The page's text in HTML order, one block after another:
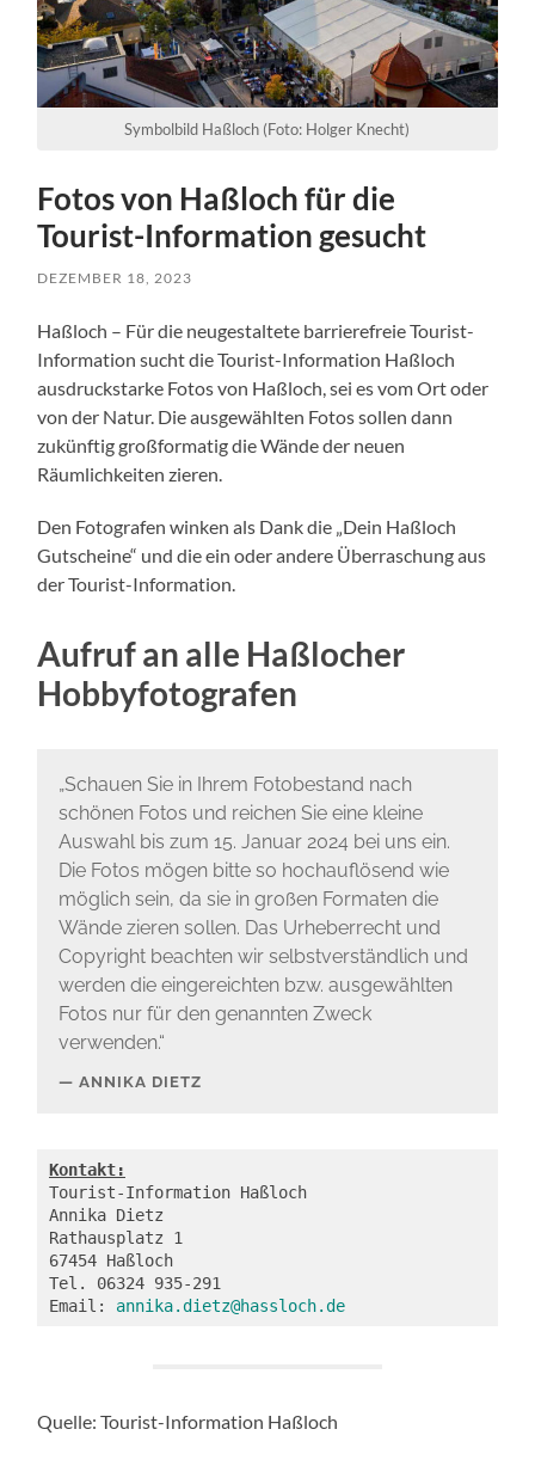
Symbolbild Haßloch (Foto: Holger Knecht)
Fotos von Haßloch für die
Tourist-Information gesucht
DEZEMBER 18, 2023
Haßloch – Für die neugestaltete barrierefreie Tourist-
Information sucht die Tourist-Information Haßloch
ausdruckstarke Fotos von Haßloch, sei es vom Ort oder
von der Natur. Die ausgewählten Fotos sollen dann
zukünftig großformatig die Wände der neuen
Räumlichkeiten zieren.
Den Fotografen winken als Dank die „Dein Haßloch
Gutscheine“ und die ein oder andere Überraschung aus
der Tourist-Information.
Aufruf an alle Haßlocher
Hobbyfotografen
„Schauen Sie in Ihrem Fotobestand nach
schönen Fotos und reichen Sie eine kleine
Auswahl bis zum 15. Januar 2024 bei uns ein.
Die Fotos mögen bitte so hochauflösend wie
möglich sein, da sie in großen Formaten die
Wände zieren sollen. Das Urheberrecht und
Copyright beachten wir selbstverständlich und
werden die eingereichten bzw. ausgewählten
Fotos nur für den genannten Zweck
verwenden.“
ANNIKA DIETZ
Kontakt:
Tourist-Information Haßloch
Annika Dietz
Rathausplatz 1
67454 Haßloch
Tel. 06324 935-291
Email: annika.dietz@hassloch.de
Quelle: Tourist-Information Haßloch